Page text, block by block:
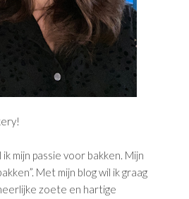
mijn passie voor bakken. Mijn
Met mijn blog wil ik graag
zoete en hartige